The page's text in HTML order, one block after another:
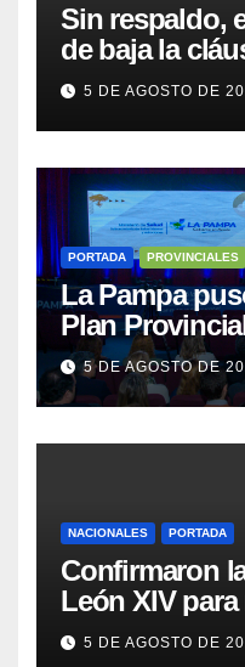
Sin respaldo,
de baja la
tierras a
sesión
5 DE AGOSTO DE
PORTADA PROVINCIALES
La Pampa
Plan
Salud Mental
5 DE AGOSTO DE
NACIONALES PORTADA
Confirmaron
León XIV
Argentina
5 DE AGOSTO DE